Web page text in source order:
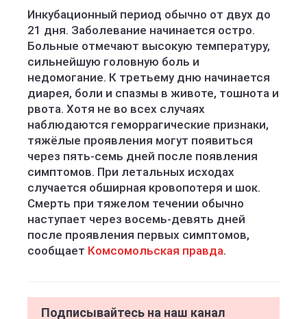
Инкубационный период обычно от двух до
21 дня. Заболевание начинается остро.
Больные отмечают высокую температуру,
сильнейшую головную боль и
недомогание. К третьему дню начинается
диарея, боли и спазмы в животе, тошнота и
рвота. Хотя не во всех случаях
наблюдаются геморрагические признаки,
тяжёлые проявления могут появиться
через пять-семь дней после появления
симптомов. При летальных исходах
случается обширная кровопотеря и шок.
Смерть при тяжелом течении обычно
наступает через восемь-девять дней
после проявления первых симптомов,
сообщает Комсомольская правда.
Подписывайтесь на наш канал